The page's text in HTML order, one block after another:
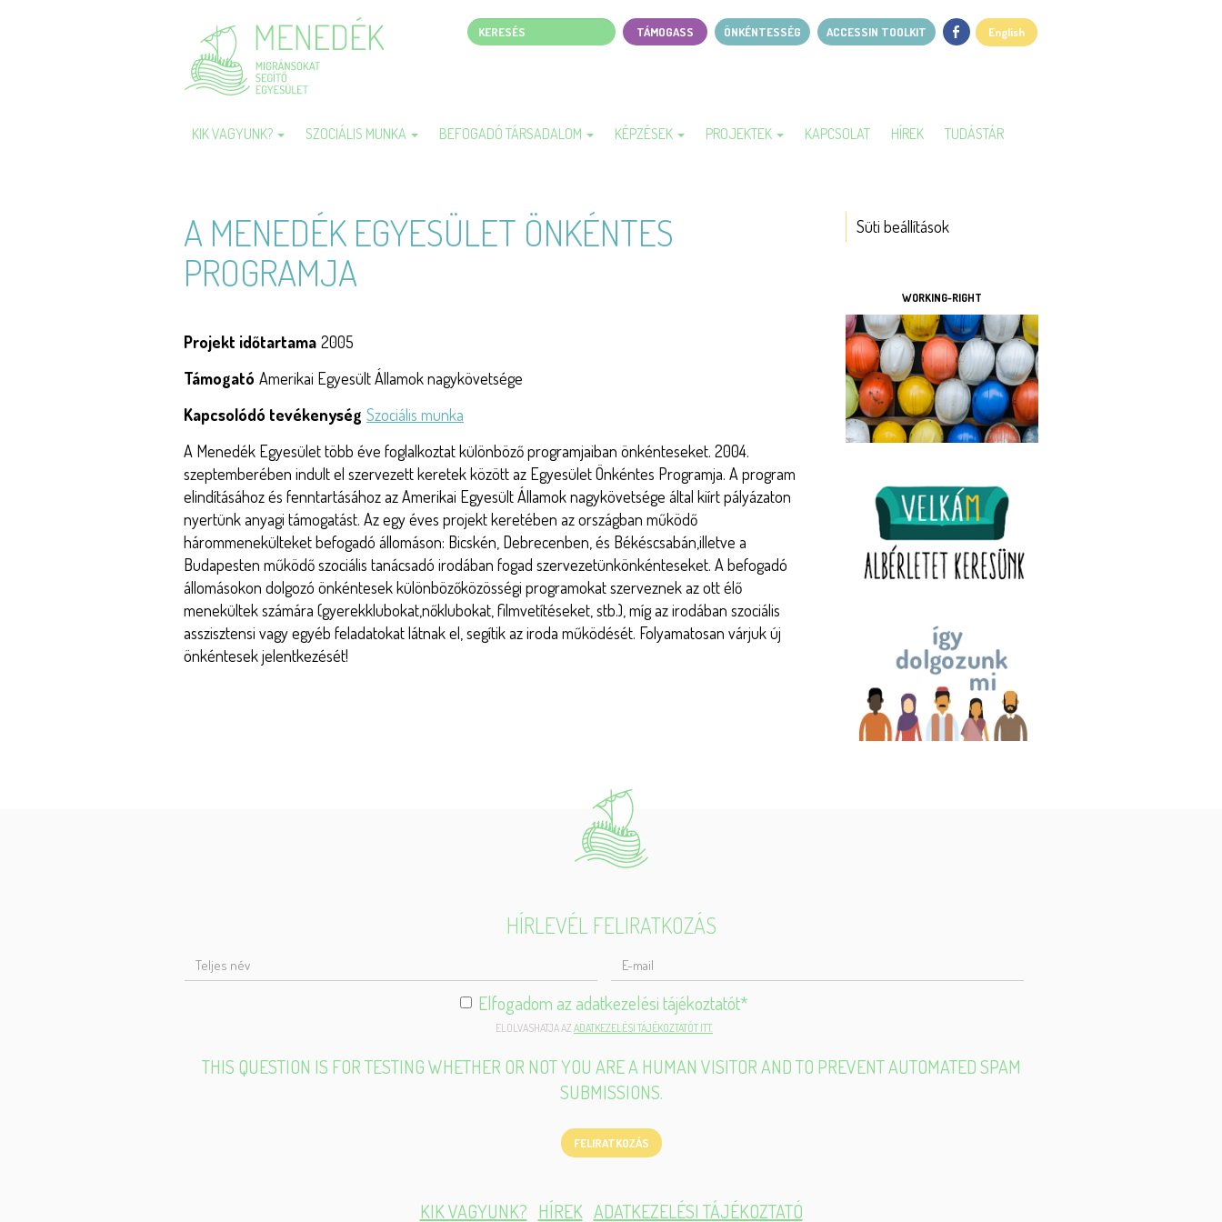
Keresés
Page
menu
TÁMOGASS ÖNKÉNTESSÉG ACCESSIN TOOLKIT English
KIK VAGYUNK? SZOCIÁLIS MUNKA BEFOGADÓ TÁRSADALOM KÉPZÉSEK PROJEKTEK KAPCSOLAT HÍREK TUDÁSTÁR
A MENEDÉK EGYESÜLET ÖNKÉNTES
PROGRAMJA
Projekt időtartama 2005
Támogató Amerikai Egyesült Államok nagykövetsége
Kapcsolódó tevékenység Szociális munka
A Menedék Egyesület több éve foglalkoztat különböző programjaiban önkénteseket. 2004.
szeptemberében indult el szervezett keretek között az Egyesület Önkéntes Programja. A program
elindításához és fenntartásához az Amerikai Egyesült Államok nagykövetsége által kiírt pályázaton
nyertünk anyagi támogatást. Az egy éves projekt keretében az országban működő
hárommenekülteket befogadó állomáson: Bicskén, Debrecenben, és Békéscsabán,illetve a
Budapesten működő szociális tanácsadó irodában fogad szervezetünkönkénteseket. A befogadó
állomásokon dolgozó önkéntesek különbözőközösségi programokat szerveznek az ott élő
menekültek számára (gyerekklubokat,nőklubokat, filmvetítéseket, stb.), míg az irodában szociális
asszisztensi vagy egyéb feladatokat látnak el, segítik az iroda működését. Folyamatosan várjuk új
önkéntesek jelentkezését!
ESZKÖZÖK
Süti beállítások
WORKING-RIGHT
HÍRLEVÉL FELIRATKOZÁS
NÉV
MAIL
Elfogadom az adatkezelési tájékoztatót*
ELOLVASHATJA AZ ADATKEZELÉSI TÁJÉKOZTATÓT ITT.
THIS QUESTION IS FOR TESTING WHETHER OR NOT YOU ARE A HUMAN VISITOR AND TO PREVENT AUTOMATED SPAM
SUBMISSIONS.
FELIRATKOZÁS
KIK VAGYUNK? HÍREK ADATKEZELÉSI TÁJÉKOZTATÓ